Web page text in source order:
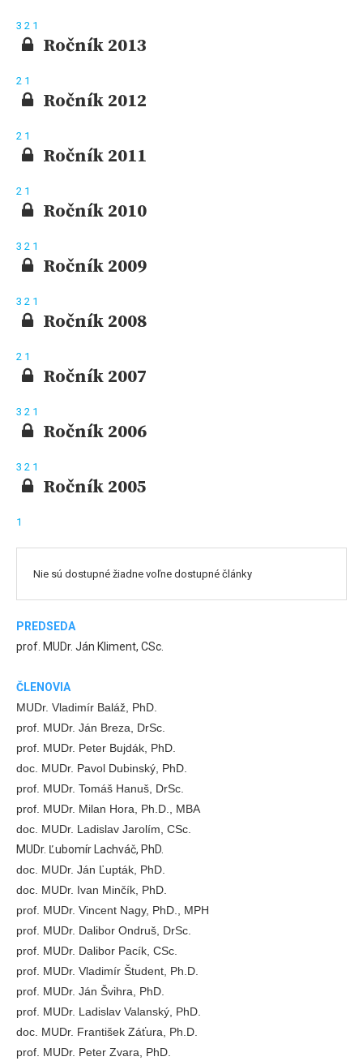
3 2 1
Ročník 2013
2 1
Ročník 2012
2 1
Ročník 2011
2 1
Ročník 2010
3 2 1
Ročník 2009
3 2 1
Ročník 2008
2 1
Ročník 2007
3 2 1
Ročník 2006
3 2 1
Ročník 2005
1
Nie sú dostupné žiadne voľne dostupné články
PREDSEDA
prof. MUDr. Ján Kliment, CSc.
ČLENOVIA
MUDr. Vladimír Baláž, PhD.
prof. MUDr. Ján Breza, DrSc.
prof. MUDr. Peter Bujdák, PhD.
doc. MUDr. Pavol Dubinský, PhD.
prof. MUDr. Tomáš Hanuš, DrSc.
prof. MUDr. Milan Hora, Ph.D., MBA
doc. MUDr. Ladislav Jarolím, CSc.
MUDr. Ľubomír Lachváč, PhD.
doc. MUDr. Ján Ľupták, PhD.
doc. MUDr. Ivan Minčík, PhD.
prof. MUDr. Vincent Nagy, PhD., MPH
prof. MUDr. Dalibor Ondruš, DrSc.
prof. MUDr. Dalibor Pacík, CSc.
prof. MUDr. Vladimír Študent, Ph.D.
prof. MUDr. Ján Švihra, PhD.
prof. MUDr. Ladislav Valanský, PhD.
doc. MUDr. František Záťura, Ph.D.
prof. MUDr. Peter Zvara, PhD.